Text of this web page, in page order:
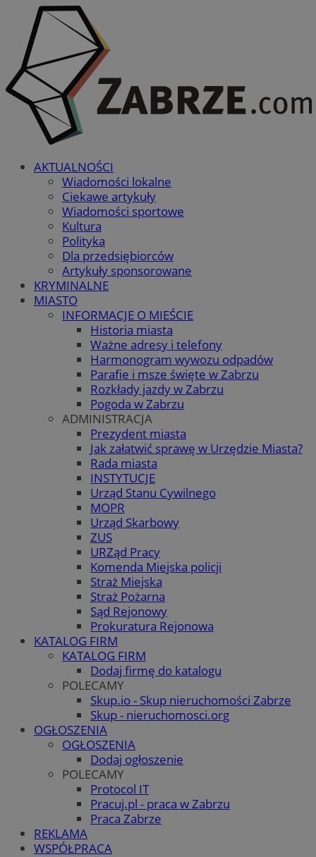
AKTUALNOŚCI
Wiadomości lokalne
Ciekawe artykuły
Wiadomości sportowe
Kultura
Polityka
Dla przedsiębiorców
Artykuły sponsorowane
KRYMINALNE
MIASTO
INFORMACJE O MIEŚCIE
Historia miasta
Ważne adresy i telefony
Harmonogram wywozu odpadów
Parafie i msze święte w Zabrzu
Rozkłady jazdy w Zabrzu
Pogoda w Zabrzu
ADMINISTRACJA
Prezydent miasta
Jak załatwić sprawę w Urzędzie Miasta?
Rada miasta
INSTYTUCJE
Urząd Stanu Cywilnego
MOPR
Urząd Skarbowy
ZUS
URZąd Pracy
Komenda Miejska policji
Straż Miejska
Straż Pożarna
Sąd Rejonowy
Prokuratura Rejonowa
KATALOG FIRM
KATALOG FIRM
Dodaj firmę do katalogu
POLECAMY
Skup.io - Skup nieruchomości Zabrze
Skup - nieruchomosci.org
OGŁOSZENIA
OGŁOSZENIA
Dodaj ogłoszenie
POLECAMY
Protocol IT
Pracuj.pl - praca w Zabrzu
Praca Zabrze
REKLAMA
WSPÓŁPRACA